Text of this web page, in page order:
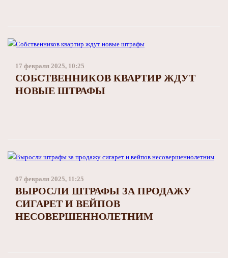
17 февраля 2025, 10:25
СОБСТВЕННИКОВ КВАРТИР ЖДУТ
НОВЫЕ ШТРАФЫ
07 февраля 2025, 11:25
ВЫРОСЛИ ШТРАФЫ ЗА ПРОДАЖУ
СИГАРЕТ И ВЕЙПОВ
НЕСОВЕРШЕННОЛЕТНИМ